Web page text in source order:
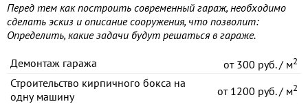
Перед тем как построить современный гараж, необходимо
сделать эскиз и описание сооружения, что позволит:
Определить, какие задачи будут решаться в гараже.
Демонтаж гаража от300 руб. / м2
Строительство кирпичного бокса на
одну машину
от1200 руб. / м2